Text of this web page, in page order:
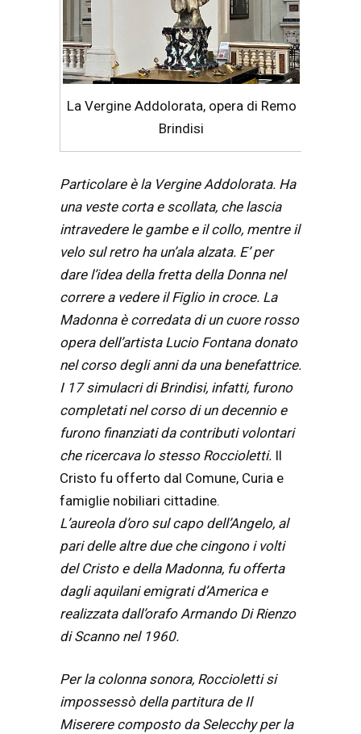
La Vergine Addolorata, opera di Remo
Brindisi
Particolare è la Vergine Addolorata. Ha
una veste corta e scollata, che lascia
intravedere le gambe e il collo, mentre il
velo sul retro ha un’ala alzata. E’ per
dare l’idea della fretta della Donna nel
correre a vedere il Figlio in croce. La
Madonna è corredata di un cuore rosso
opera dell’artista Lucio Fontana donato
nel corso degli anni da una benefattrice.
I 17 simulacri di Brindisi, infatti, furono
completati nel corso di un decennio e
furono finanziati da contributi volontari
che ricercava lo stesso Roccioletti. Il
Cristo fu offerto dal Comune, Curia e
famiglie nobiliari cittadine.
L’aureola d’oro sul capo dell’Angelo, al
pari delle altre due che cingono i volti
del Cristo e della Madonna, fu offerta
dagli aquilani emigrati d’America e
realizzata dall’orafo Armando Di Rienzo
di Scanno nel 1960.
Per la colonna sonora, Roccioletti si
impossessò della partitura de Il
Miserere composto da Selecchy per la